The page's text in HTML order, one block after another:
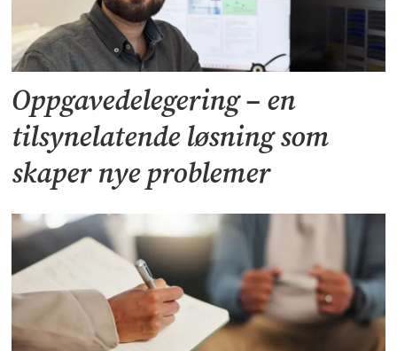
Oppgavedelegering – en
tilsynelatende løsning som
skaper nye problemer